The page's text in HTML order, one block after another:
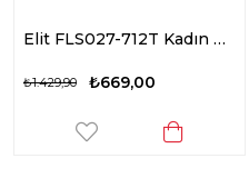
Elit FLS027-712T Kadın Babet Bej
₺669,00
₺1.429,90